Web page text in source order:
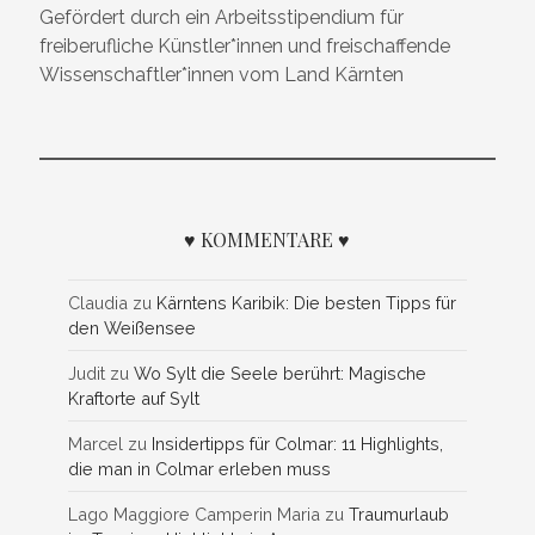
Gefördert durch ein Arbeitsstipendium für
freiberufliche Künstler*innen und freischaffende
Wissenschaftler*innen vom Land Kärnten
♥ KOMMENTARE ♥
Claudia zu Kärntens Karibik: Die besten Tipps für
den Weißensee
Judit zuWo Sylt die Seele berührt: Magische
Kraftorte auf Sylt
Marcel zu Insidertipps für Colmar: 11 Highlights,
die man in Colmar erleben muss
Lago Maggiore Camperin Maria zuTraumurlaub